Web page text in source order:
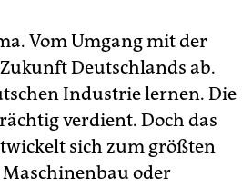
Vom Umgang mit der
Deutschlands ab.
Industrie lernen. Die
verdient. Doch das
sich zum größten
oder